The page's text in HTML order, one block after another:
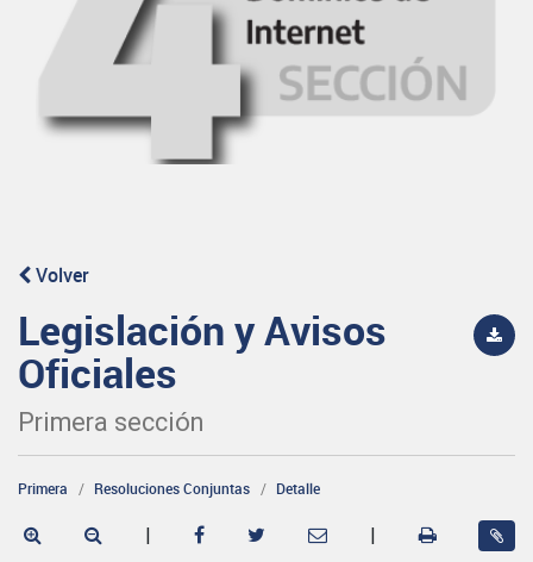
Volver
Legislación y Avisos
Oficiales
Primera sección
Primera Resoluciones Conjuntas Detalle
| |